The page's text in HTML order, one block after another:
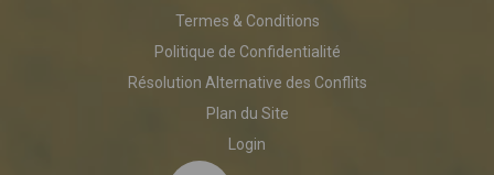
Termes & Conditions
Politique de Confidentialité
Résolution Alternative des Conflits
Plan du Site
Login